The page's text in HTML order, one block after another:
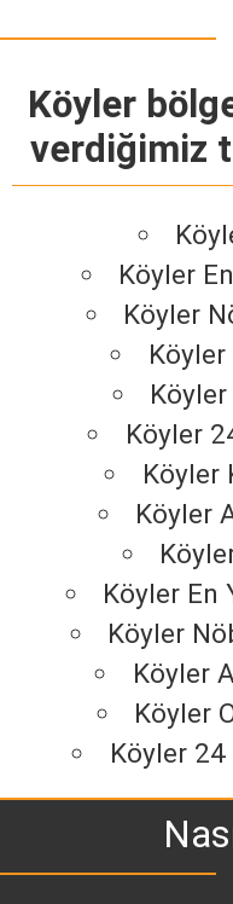
Köyler
verdiğimiz
Köyler
Köyler
Köyler
Köyler
Köyler
Köyler En
Köyler
Köyler
Köyler
Köyler 24